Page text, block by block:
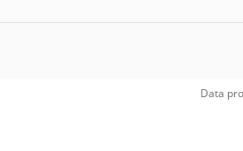
Data